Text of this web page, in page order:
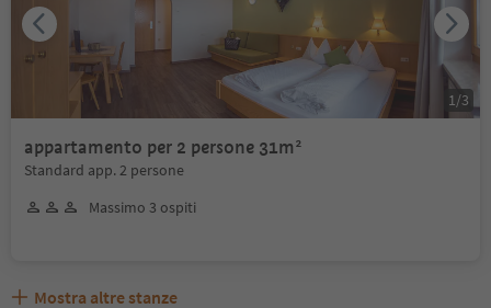
appartamento per 2 persone 31m²
Standard app. 2 persone
Massimo 3 ospiti
1 /3
Mostra altre stanze